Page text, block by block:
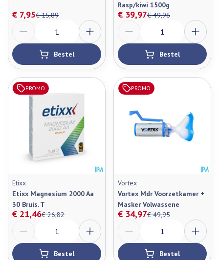
€ 15,89
€ 7,95
Bestel
Rasp/kiwi 1500g
€ 49,96
€ 39,97
Bestel
PROMO
Etixx
Etixx Magnesium 2000 Aa
30 Bruis. T
€ 26,82
€ 21,46
Bestel
PROMO
Vortex
Vortex Mdr Voorzetkamer +
Masker Volwassene
€ 49,95
€ 34,97
Bestel